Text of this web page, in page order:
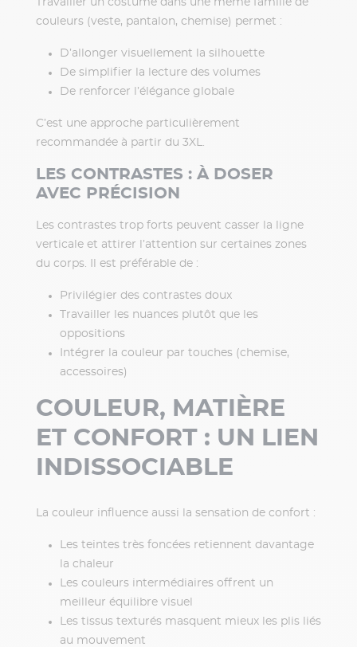
couleurs (veste, pantalon, chemise) permet :
D’allonger visuellement la silhouette
De simplifier la lecture des volumes
De renforcer l’élégance globale
C’est une approche particulièrement
recommandée à partir du 3XL.
LES CONTRASTES : À DOSER
AVEC PRÉCISION
Les contrastes trop forts peuvent casser la ligne
verticale et attirer l’attention sur certaines zones
du corps. Il est préférable de :
Privilégier des contrastes doux
Travailler les nuances plutôt que les
oppositions
Intégrer la couleur par touches (chemise,
accessoires)
COULEUR, MATIÈRE
ET CONFORT : UN LIEN
INDISSOCIABLE
La couleur influence aussi la sensation de confort :
Les teintes très foncées retiennent davantage
la chaleur
Les couleurs intermédiaires offrent un
meilleur équilibre visuel
Les tissus texturés masquent mieux les plis liés
au mouvement